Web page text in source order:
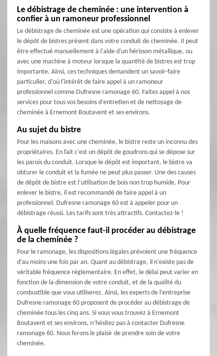
Le débistrage de cheminée : une intervention à
confier à un ramoneur professionnel
Le débistrage de cheminée est une opération qui consiste à enlever
le dépôt de bistres présent dans votre conduit de cheminée. Il peut
être effectué manuellement à l'aide d'un hérisson métallique, ou
avec une machine à moteur lorsque la quantité de bistres est trop
importante. Ainsi, ces techniques demandent un savoir-faire
particulier, d'où l'intérêt de faire appel à un ramoneur
professionnel comme Dufresne ramonage 60. Faites appel à nos
services pour tous vos besoins d'entretien et de nettoyage de
cheminée à Ernemont Boutavent et ses environs.
Au sujet du bistre
Pour les maisons avec une cheminée, le bistre reste un inconnu des
propriétaires. En fait c’est un dépôt de goudrons qui se dépose sur
les parois du conduit. Lorsque le dépôt est important, le bistre va
obturer le conduit et la fumée ne peut plus passer. Une des causes
de dépôt de bistre est l’utilisation de bois non trop humide. Pour
enlever le bistre, il est recommandé de faire appel à un
professionnel. Dufresne ramonage 60 est à appeler pour un
débistrage réussi. Les tarifs sont très attractifs. Contactez-le !
À quelle fréquence faut-il procéder au débistrage
de la cheminée ?
Pour le ramonage, les dispositions légales prévoient une fréquence
d’au moins une fois par an. Quant au débistrage, il n’existe pas de
véritable fréquence règlementaire. En effet, le délai peut varier en
fonction de la dimension de votre conduit, et de la qualité du
combustible que vous utiliserez. Ainsi, les experts de l’entreprise
Dufresne ramonage 60 proposent de procéder au débistrage de
cheminée tous les cinq ans. Si vous vous trouvez à Ernemont
Boutavent et ses environs, n’hésitez pas à contacter Dufresne
ramonage 60. Nous ferons le plaisir de prendre soin de votre
cheminée.